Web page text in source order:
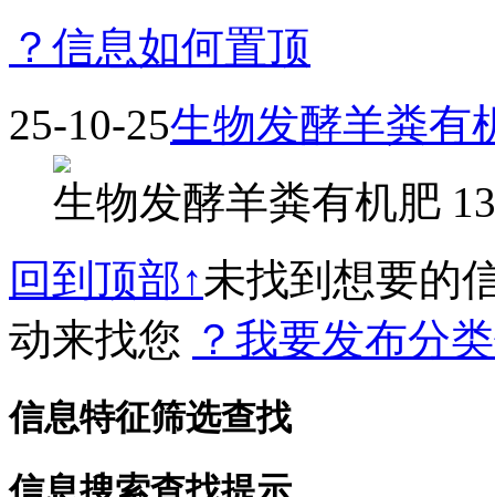
？信息如何置顶
25-10-25生物发酵羊粪有
生物发酵羊粪有机肥
回到顶部↑未找到想要的
动来找您 ？我要发布分
信息特征筛选查找